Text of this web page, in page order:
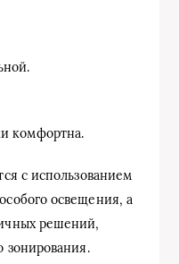
комфортна.
с использованием
освещения, а
решений,
зонирования.